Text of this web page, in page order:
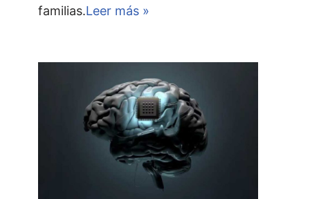
familias.Leer más »